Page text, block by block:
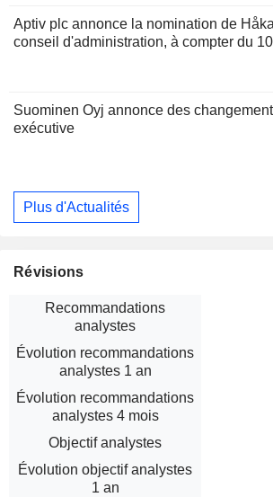
Aptiv plc annonce la nomination de
conseil d'administration, à compter du
Suominen Oyj annonce des
exécutive
Plus d'Actualités
Révisions
Recommandations
analystes
Évolution recommandations
analystes 1 an
Évolution recommandations
analystes 4 mois
Objectif analystes
Évolution objectif analystes
1 an